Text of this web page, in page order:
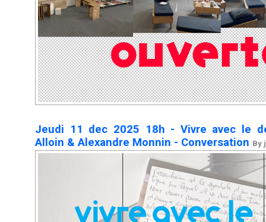
Jeudi 11 dec 2025 18h - Vivre avec le
Alloin & Alexandre Monnin - Conversation By